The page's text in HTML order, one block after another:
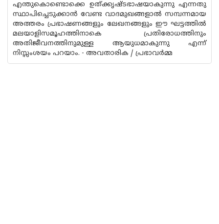
എന്തുകൊണ്ടൊക്കെ ഉത്ക്കൃഷ്ടഭാഷയാകുന്നു എന്നതു
സ്ഥാപിച്ചെടുക്കാൻ വേണ്ട വാദമുഖങ്ങളാൽ സമ്പന്നമായ
അത്തരം പ്രഭാഷണങ്ങളും ലേഖനങ്ങളും ഈ ഘട്ടത്തിൽ
മലയാളിസമൂഹത്തിനാകെ പ്രതിരോധത്തിനും
അതിജീവനത്തിനുമുള്ള ആയുധമാകുന്നു എന്ന്
നിസ്സംശയം പറയാം. - അവതാരിക / പ്രഭാവർമ്മ